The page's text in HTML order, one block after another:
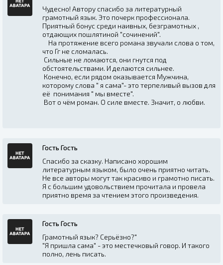
Чудесно! Автору спасибо за литературный
грамотный язык. Это почерк профессионала.
Приятный бонус среди наивных, безграмотных ,
отдающих пошлятиной "сочинений".
На протяжение всего романа звучали слова о том,
что Гг не сломалась.
Сильные не ломаются, они гнутся под
обстоятельствами. И делаются сильнее.
Конечно, если рядом оказывается Мужчина,
которому слова " я сама"- это терпеливый вызов для
её понимания " мы вместе".
Вот о чём роман. О силе вместе. Значит, о любви.
Гость Гость
Спасибо за сказку. Написано хорошим
литературным языком, было очень приятно читать.
Не все авторы могут так красиво и грамотно писать.
Я с большим удовольствием прочитала и провела
приятно время за чтением этого произведения.
Гость Гость
Грамотный язык? Серьёзно?"
"Я пришла сама" - это местечковый говор. И такого
полно, лень писать.